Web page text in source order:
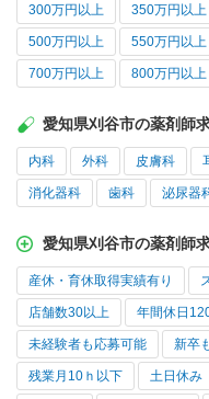
300万円以上 350万円以上
500万円以上 550万円以上
700万円以上 800万円以上
愛知県刈谷市の薬剤師
内科 外科 皮膚科
消化器科 歯科 泌尿器
愛知県刈谷市の薬剤師
産休・育休取得実績有り
店舗数30以上 年間休日
未経験者も応募可能 新卒
残業月10ｈ以下 土日休み